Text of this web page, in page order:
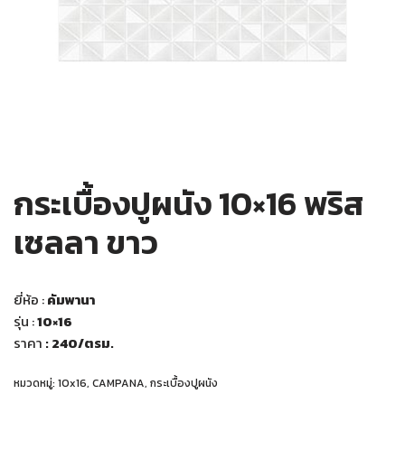
กระเบื้องปูผนัง 10×16 พริส
เซลลา ขาว
ยี่ห้อ :คัมพานา
รุ่น :10×16
ราคา : 240/ตรม.
หมวดหมู่: 10x16, CAMPANA, กระเบื้องปูผนัง